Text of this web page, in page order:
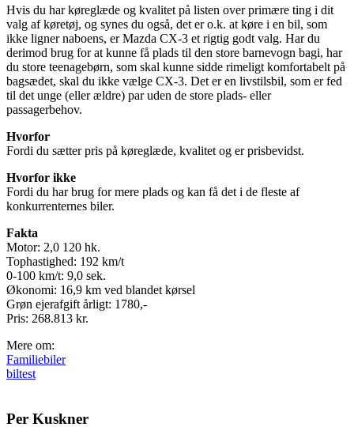
Hvis du har køreglæde og kvalitet på listen over primære ting i dit
valg af køretøj, og synes du også, det er o.k. at køre i en bil, som
ikke ligner naboens, er Mazda CX-3 et rigtig godt valg. Har du
derimod brug for at kunne få plads til den store barnevogn bagi, har
du store teenagebørn, som skal kunne sidde rimeligt komfortabelt på
bagsædet, skal du ikke vælge CX-3. Det er en livstilsbil, som er fed
til det unge (eller ældre) par uden de store plads- eller
passagerbehov.
Hvorfor
Fordi du sætter pris på køreglæde, kvalitet og er prisbevidst.
Hvorfor ikke
Fordi du har brug for mere plads og kan få det i de fleste af
konkurrenternes biler.
Fakta
Motor: 2,0 120 hk.
Tophastighed: 192 km/t
0-100 km/t: 9,0 sek.
Økonomi: 16,9 km ved blandet kørsel
Grøn ejerafgift årligt: 1780,-
Pris: 268.813 kr.
Mere om:
Familiebiler
biltest
Per Kuskner